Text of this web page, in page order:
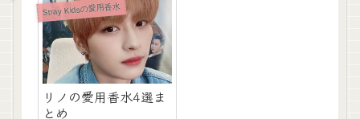
Stray Kidsの愛用香水
リノの愛用香水4選ま
とめ